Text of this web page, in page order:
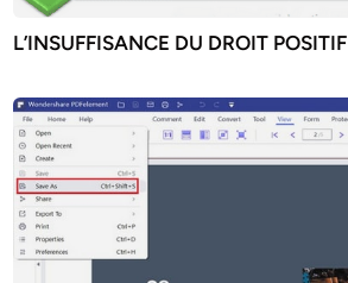
L’INSUFFISANCE DU DROIT POSITIF